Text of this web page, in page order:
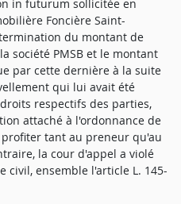
in futurum sollicitée en
Foncière Saint-
du montant de
société PMSB et le montant
par cette dernière à la suite
qui lui avait été
respectifs des parties,
attaché à l'ordonnance de
tant au preneur qu'au
la cour d'appel a violé
civil, ensemble l'article L. 145-